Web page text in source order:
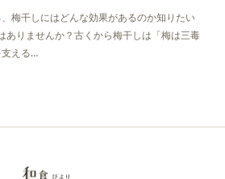
梅干しにはどんな効果があるのか知りたい
りませんか？古くから梅干しは「梅は三毒
支える…